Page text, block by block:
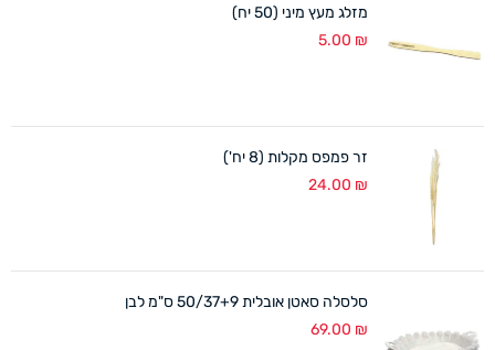
מזלג מעץ מיני (50 יח)
5.00 ₪
זר פמפס מקלות (8 יח')
24.00 ₪
סלסלה סאטן אובלית 50/37+9 ס"מ לבן
69.00 ₪